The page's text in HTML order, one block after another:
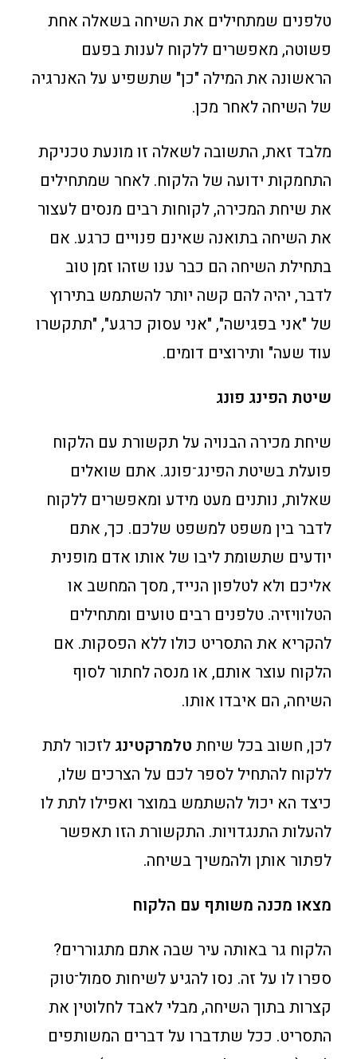
טלפנים שמתחילים את השיחה בשאלה אחת
פשוטה, מאפשרים ללקוח לענות בפעם
הראשונה את המילה "כן" שתשפיע על האנרגיה
של השיחה לאחר מכן.
מלבד זאת, התשובה לשאלה זו מונעת טכניקת
התחמקות ידועה של הלקוח. לאחר שמתחילים
את שיחת המכירה, לקוחות רבים מנסים לעצור
את השיחה בתואנה שאינם פנויים כרגע. אם
בתחילת השיחה הם כבר ענו שזהו זמן טוב
לדבר, יהיה להם קשה יותר להשתמש בתירוץ
של "אני בפגישה", "אני עסוק כרגע", "תתקשרו
עוד שעה" ותירוצים דומים.
שיטת הפינג פונג
שיחת מכירה הבנויה על תקשורת עם הלקוח
פועלת בשיטת הפינג־פונג. אתם שואלים
שאלות, נותנים מעט מידע ומאפשרים ללקוח
לדבר בין משפט למשפט שלכם. כך, אתם
יודעים שתשומת ליבו של אותו אדם מופנית
אליכם ולא לטלפון הנייד, מסך המחשב או
הטלוויזיה. טלפנים רבים טועים ומתחילים
להקריא את התסריט כולו ללא הפסקות. אם
הלקוח עוצר אותם, או מנסה לחתור לסוף
השיחה, הם איבדו אותו.
לכן, חשוב בכל שיחת טלמרקטינג לזכור לתת
ללקוח להתחיל לספר לכם על הצרכים שלו,
כיצד הא יכול להשתמש במוצר ואפילו לתת לו
להעלות התנגדויות. התקשורת הזו תאפשר
לפתור אותן ולהמשיך בשיחה.
מצאו מכנה משותף עם הלקוח
הלקוח גר באותה עיר שבה אתם מתגוררים?
ספרו לו על זה. נסו להגיע לשיחות סמול־טוק
קצרות בתוך השיחה, מבלי לאבד לחלוטין את
התסריט. ככל שתדברו על דברים המשותפים